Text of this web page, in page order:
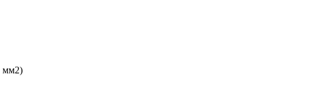
мм2)